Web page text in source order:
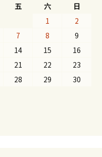
五 六
日
1
2
7 8
9
14 15
16
21 22
23
28 29
30